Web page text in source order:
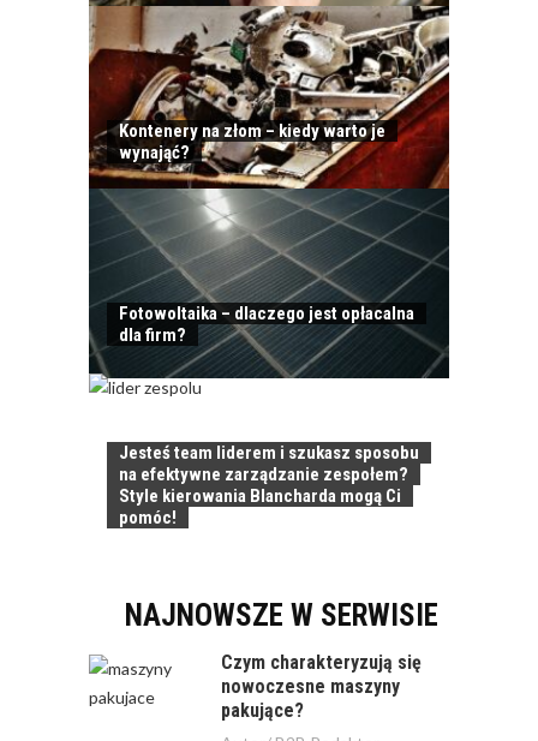
Kontenery na złom – kiedy warto je
wynająć?
Fotowoltaika – dlaczego jest opłacalna
dla firm?
Jesteś team liderem i szukasz sposobu
na efektywne zarządzanie zespołem?
Style kierowania Blancharda mogą Ci
pomóc!
NAJNOWSZE W SERWISIE
Czym charakteryzują się
nowoczesne maszyny
pakujące?